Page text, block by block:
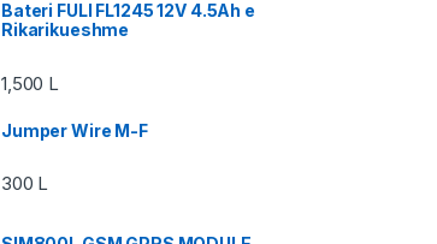
Bateri FULI FL1245 12V 4.5Ah e
Rikarikueshme
1,500 L
Jumper Wire M-F
300 L